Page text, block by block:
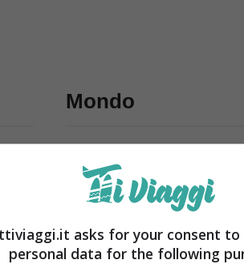
Mondo
ttiviaggi.it asks for your consent to
personal data for the following